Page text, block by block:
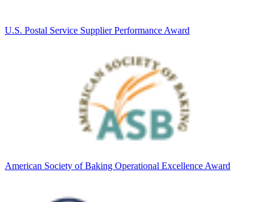
U.S. Postal Service Supplier Performance Award
American Society of Baking Operational Excellence Award